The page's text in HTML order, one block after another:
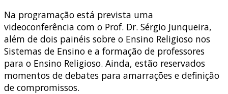
Na programação está prevista uma
videoconferência com o Prof. Dr. Sérgio Junqueira,
além de dois painéis sobre o Ensino Religioso nos
Sistemas de Ensino e a formação de professores
para o Ensino Religioso. Ainda, estão reservados
momentos de debates para amarrações e definição
de compromissos.